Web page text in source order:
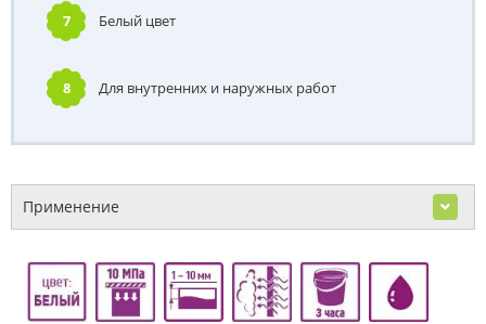
7 Белый цвет
8 Для внутренних и наружных работ
Применение